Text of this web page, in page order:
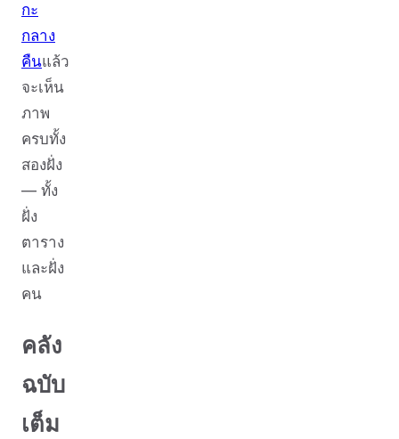
กะ
กลาง
คืนแล้ว
จะเห็น
ภาพ
ครบทั้ง
สองฝั่ง
— ทั้ง
ฝั่ง
ตาราง
และฝั่ง
คน
คลัง
ฉบับ
เต็ม